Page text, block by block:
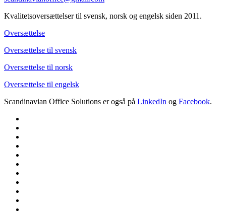
Kvalitetsoversættelser til svensk, norsk og engelsk siden 2011.
Oversættelse
Oversættelse til svensk
Oversættelse til norsk
Oversættelse til engelsk
Scandinavian Office Solutions er også på LinkedIn og Facebook.